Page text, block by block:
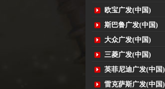
欧宝广发(中国)
斯巴鲁广发(中国)
大众广发(中国)
三菱广发(中国)
英菲尼迪广发(中国)
雷克萨斯广发(中国)